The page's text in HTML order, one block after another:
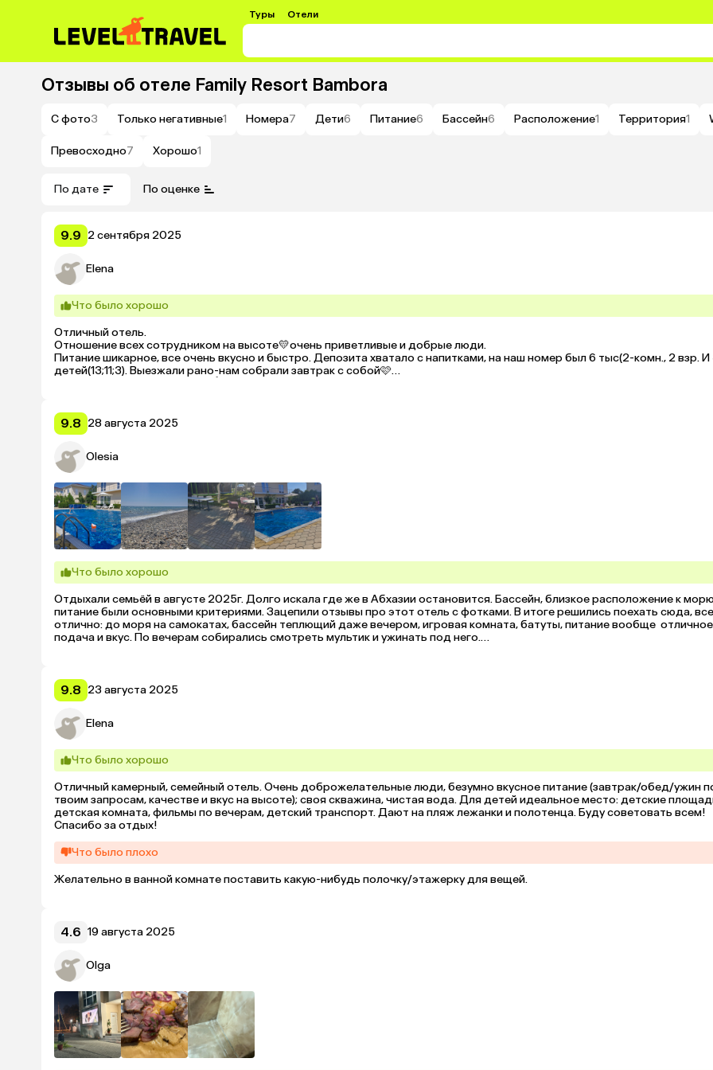
Туры Отели
Отзывы об отеле Family Resort Bambora
С фото3 Только негативные1 Номера7 Дети6 Питание6 Бассейн6 Расположение1 Территория1
Превосходно7 Хорошо1
По дате По оценке
9.9 2 сентября 2025
Elena
Что было хорошо
Отличный отель.
Отношение всех сотрудником на высоте💛очень приветливые и добрые люди.
Питание шикарное, все очень вкусно и быстро. Депозита хватало с напитками, на наш номер был 6 тыс(2-комн., 2 взр. И
детей(13;11;3). Выезжали рано-нам собрали завтрак с собой🩷
9.8 28 августа 2025
Olesia
Что было хорошо
Отдыхали семьёй в августе 2025г. Долго искала где же в Абхазии остановится. Бассейн, близкое расположение к
питание были основными критериями. Зацепили отзывы про этот отель с фотками. В итоге решились поехать сюда, все
отлично: до моря на самокатах, бассейн теплющий даже вечером, игровая комната, батуты, питание вообще
подача и вкус. По вечерам собирались смотреть мультик и ужинать под него.
9.8 23 августа 2025
Elena
Что было хорошо
Отличный камерный, семейный отель. Очень доброжелательные люди, безумно вкусное питание (завтрак/обед/ужин
твоим запросам, качестве и вкус на высоте); своя скважина, чистая вода. Для детей идеальное место: детские
детская комната, фильмы по вечерам, детский транспорт. Дают на пляж лежанки и полотенца. Буду советовать всем!
Спасибо за отдых!
Что было плохо
Желательно в ванной комнате поставить какую-нибудь полочку/этажерку для вещей.
4.6 19 августа 2025
Olga